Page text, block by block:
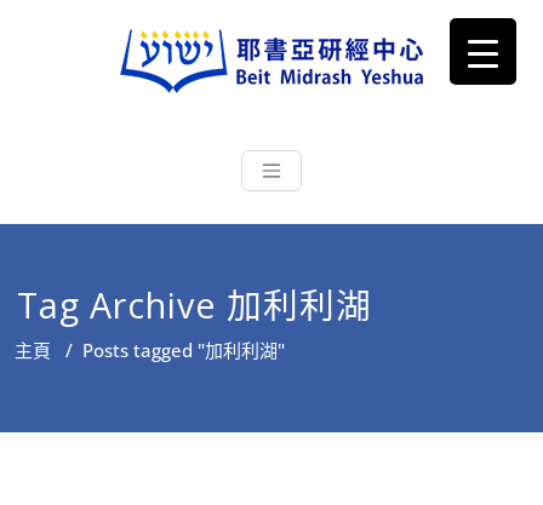
耶書亞研經中心
根源明白聖經，成為更好的門徒
Tag Archive 加利利湖
主頁 / Posts tagged "加利利湖"